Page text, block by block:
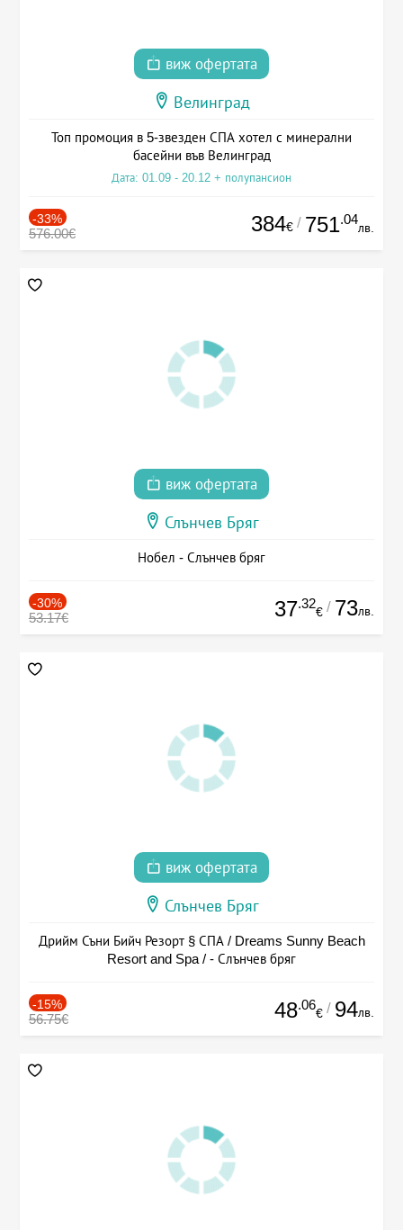
виж офертата
Велинград
Топ промоция в 5-звезден СПА хотел с минерални
басейни във Велинград
Дата: 01.09 - 20.12 + полупансион
-33%
576.00€ 384€ / 751.04
лв.
виж офертата
Слънчев Бряг
Нобел - Слънчев бряг
-30%
53.17€ 37.32
€ / 73лв.
виж офертата
Слънчев Бряг
Дрийм Съни Бийч Резорт § СПА / Dreams Sunny Beach
Resort and Spa / - Слънчев бряг
-15%
56.75€ 48.06
€ / 94лв.